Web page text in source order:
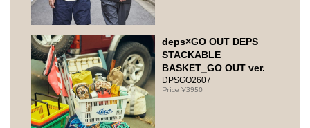
deps×GO OUT DEPS
STACKABLE
BASKET_GO OUT ver.
DPSGO2607
3950